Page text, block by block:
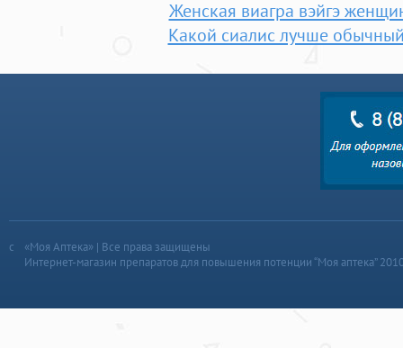
Женская виагра вэйгэ
Какой сиалис лучше
«Моя Аптека» | Все права защищены
Интернет-магазин препаратов для повышения потенции “Моя аптека”